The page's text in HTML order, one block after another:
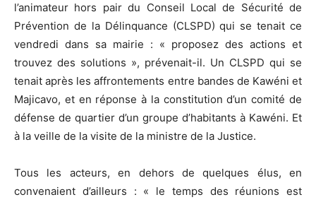
l’animateur hors pair du Conseil Local de Sécurité de
Prévention de la Délinquance (CLSPD) qui se tenait ce
vendredi dans sa mairie : « proposez des actions et
trouvez des solutions », prévenait-il. Un CLSPD qui se
tenait après les affrontements entre bandes de Kawéni et
Majicavo, et en réponse à la constitution d’un comité de
défense de quartier d’un groupe d’habitants à Kawéni. Et
à la veille de la visite de la ministre de la Justice.
Tous les acteurs, en dehors de quelques élus, en
convenaient d’ailleurs : « le temps des réunions est